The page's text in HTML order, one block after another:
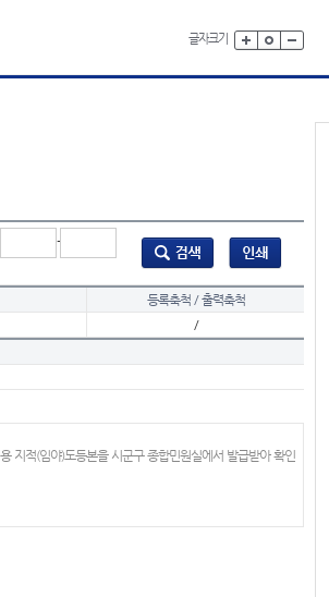
글자크기
-
등록축척 / 출력축척
/
지적(임야)도등본을 시군구 종합민원실에서 발급받아 확인